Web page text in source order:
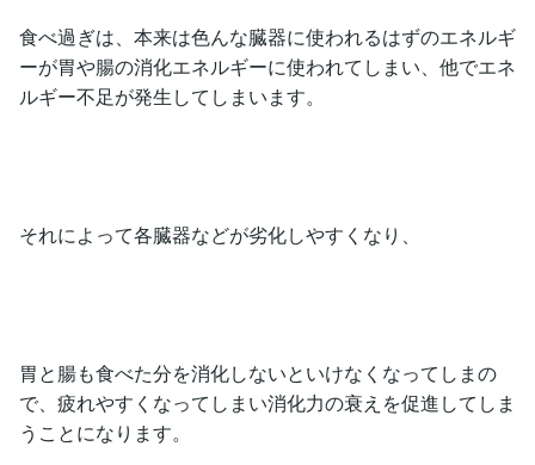
食べ過ぎは、本来は色んな臓器に使われるはずのエネルギ
ーが胃や腸の消化エネルギーに使われてしまい、他でエネ
ルギー不足が発生してしまいます。
それによって各臓器などが劣化しやすくなり、
胃と腸も食べた分を消化しないといけなくなってしまの
で、疲れやすくなってしまい消化力の衰えを促進してしま
うことになります。